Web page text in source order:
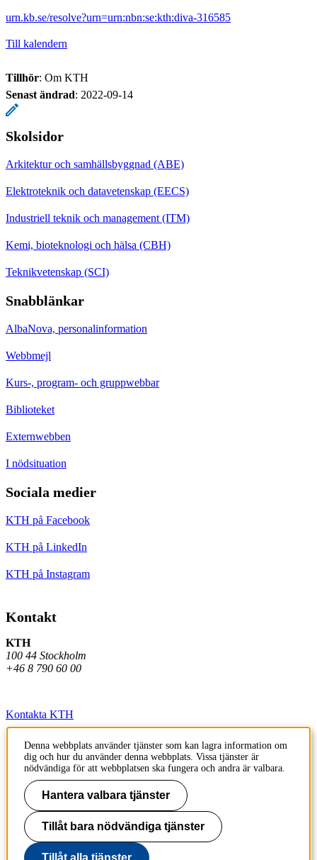
urn.kb.se/resolve?urn=urn:nbn:se:kth:diva-316585
Till kalendern
Tillhör: Om KTH
Senast ändrad: 2022-09-14
Skolsidor
Arkitektur och samhällsbyggnad (ABE)
Elektroteknik och datavetenskap (EECS)
Industriell teknik och management (ITM)
Kemi, bioteknologi och hälsa (CBH)
Teknikvetenskap (SCI)
Snabblänkar
AlbaNova, personalinformation
Webbmejl
Kurs-, program- och gruppwebbar
Biblioteket
Externwebben
I nödsituation
Sociala medier
KTH på Facebook
KTH på LinkedIn
KTH på Instagram
Kontakt
KTH
100 44 Stockholm
+46 8 790 60 00
Kontakta KTH
Jobba på KTH
Press och media
Faktura och betalning KTH
Om KTH:s webbplatser
Tillgänglighetsredogörelse
Denna webbplats använder tjänster som kan lagra information om
dig och hur du använder denna webbplats. Vissa tjänster är
nödvändiga för att webbplatsen ska fungera och andra är valbara.
Hantera valbara tjänster
Tillåt bara nödvändiga tjänster
Tillåt alla tjänster